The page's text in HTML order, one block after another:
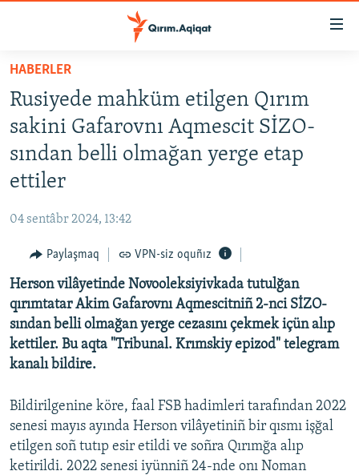
Esas
qaytmaq
Baş
navigatsiyağa
qaytmaq
Qıdıruvğa
SİYASET
İQTİSADİYAT
CEMİYET
İNSAN AQLARI
VİDEO
SÜRET
BLOGLAR
FİKİR
Українською
QOŞULIÑIZ!
HABERLER
Rusiyede mahküm etilgen Qırım
sakini Gafarovnı Aqmescit SİZO-
sından belli olmağan yerge etap
ettiler
04 sentâbr 2024, 13:42
Paylaşmaq VPN-siz oquñız
Herson vilâyetinde Novooleksiyivkada tutulğan
qırımtatar Akim Gafarovnı Aqmescitniñ 2-nci SİZO-
sından belli olmağan yerge cezasını çekmek içün alıp
kettiler. Bu aqta "Tribunal. Krımskiy epizod" telegram
kanalı bildire.
Bildirilgenine köre, faal FSB hadimleri tarafından 2022
senesi mayıs ayında Herson vilâyetiniñ bir qısmı işğal
etilgen soñ tutıp esir etildi ve soñra Qırımğa alıp
ketirildi. 2022 senesi iyünniñ 24-nde onı Noman